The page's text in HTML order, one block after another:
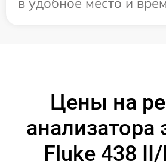
Цены на
анализатора
Fluke 438 II/